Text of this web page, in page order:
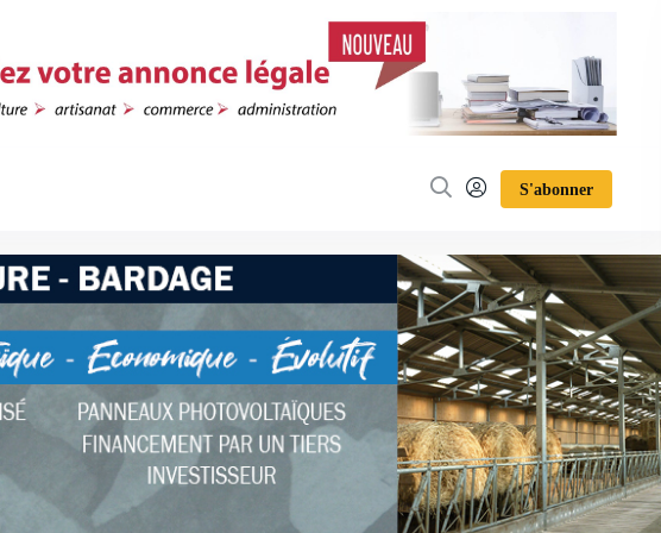
S'abonner